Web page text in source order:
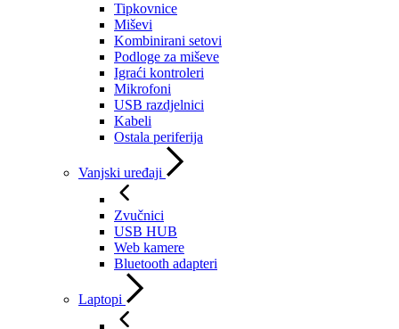
Tipkovnice
Miševi
Kombinirani setovi
Podloge za miševe
Igraći kontroleri
Mikrofoni
USB razdjelnici
Kabeli
Ostala periferija
Vanjski uređaji
Zvučnici
USB HUB
Web kamere
Bluetooth adapteri
Laptopi